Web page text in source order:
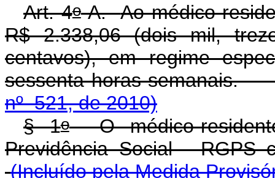
Art. 4o-A.Ao médico-
R$ 2.338,06 (dois mil,
centavos), em regime
sessenta horas
nº 521, de 2010)
§ 1oO médico-
Previdência Social -
(Incluído pela Medida